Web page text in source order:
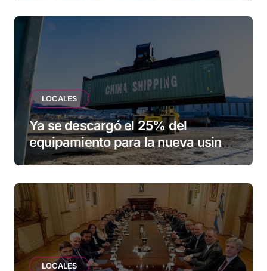
LOCALES
Ya se descargó el 25% del
equipamiento para la nueva usina
de Ushuaia
LOCALES